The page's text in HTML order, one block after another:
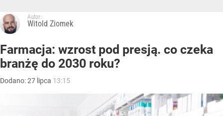
Autor:
Witold Ziomek
Farmacja: wzrost pod presją. co czeka
branżę do 2030 roku?
Dodano:27 lipca 13:15